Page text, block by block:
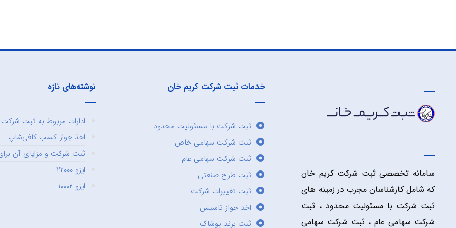
سامانه تخصصی ثبت شرکت کریم خان
که شامل کارشناسان مجرب در زمینه های
ثبت شرکت با مسئولیت محدود ، ثبت
شرکت سهامی عام ، ثبت شرکت سهامی
خدمات ثبت شرکت کریم خان
ثبت شرکت با مسئولیت محدود
ثبت شرکت سهامی خاص
ثبت شرکت سهامی عام
ثبت طرح صنعتی
ثبت تغییرات شرکت
اخذ جواز تاسیس
ثبت برند پوشاک
نوشته‌های تازه
ادارات مربوط به ثبت شرکت
اخذ جواز کسب کافی‌شاپ
ثبت شرکت و مزایای آن برای
ایزو ۲۲۰۰۰
ایزو ۱۰۰۰۲